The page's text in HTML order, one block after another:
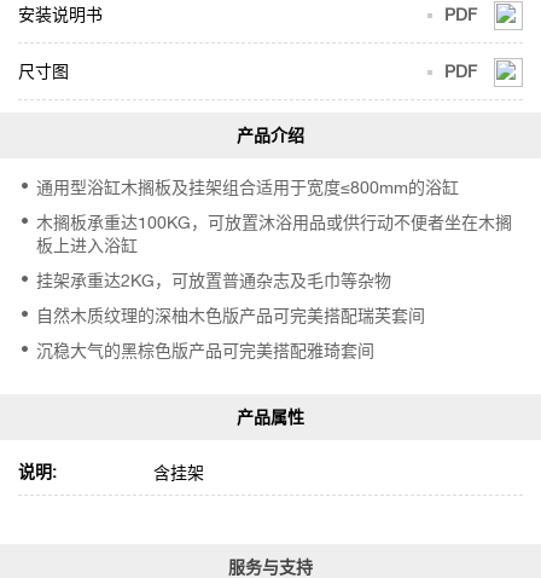
PDF
安装说明书
PDF
尺寸图
通用型浴缸木搁板及挂架组合适用于宽度≤800mm的浴缸
木搁板承重达100KG，可放置沐浴用品或供行动不便者坐在木搁
板上进入浴缸
挂架承重达2KG，可放置普通杂志及毛巾等杂物
自然木质纹理的深柚木色版产品可完美搭配瑞芙套间
沉稳大气的黑棕色版产品可完美搭配雅琦套间
说明: 含挂架
服务与支持